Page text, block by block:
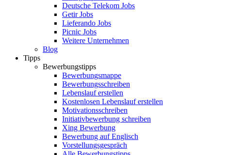
Deutsche Telekom Jobs
Getir Jobs
Lieferando Jobs
Picnic Jobs
Weitere Unternehmen
Blog
Tipps
Bewerbungstipps
Bewerbungsmappe
Bewerbungsschreiben
Lebenslauf erstellen
Kostenlosen Lebenslauf erstellen
Motivationsschreiben
Initiativbewerbung schreiben
Xing Bewerbung
Bewerbung auf Englisch
Vorstellungsgespräch